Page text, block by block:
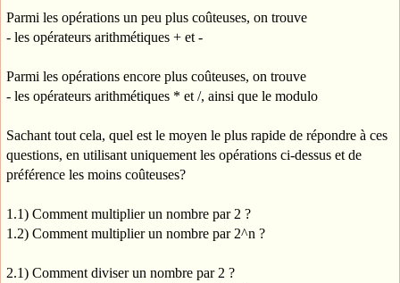
Parmi les opérations un peu plus coûteuses, on trouve
- les opérateurs arithmétiques + et -
Parmi les opérations encore plus coûteuses, on trouve
- les opérateurs arithmétiques * et /, ainsi que le modulo
Sachant tout cela, quel est le moyen le plus rapide de répondre à ces
questions, en utilisant uniquement les opérations ci-dessus et de
préférence les moins coûteuses?
1.1) Comment multiplier un nombre par 2 ?
1.2) Comment multiplier un nombre par 2^n ?
2.1) Comment diviser un nombre par 2 ?